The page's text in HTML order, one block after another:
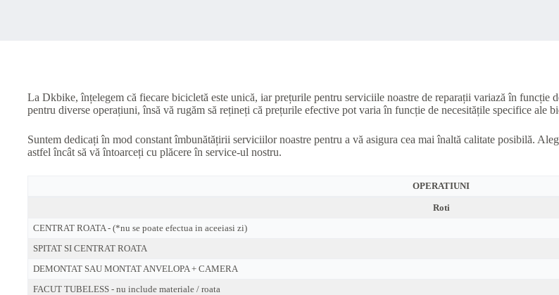
La Dkbike, înțelegem că fiecare bicicletă este unică, iar prețurile pentru serviciile noastre de reparații variază în funcție
pentru diverse operațiuni, însă vă rugăm să rețineți că prețurile efective pot varia în funcție de necesitățile specifice ale
Suntem dedicați în mod constant îmbunătățirii serviciilor noastre pentru a vă asigura cea mai înaltă calitate posibilă.
astfel încât să vă întoarceți cu plăcere în service-ul nostru.
OPERATIUNI
Roti
CENTRAT ROATA - (*nu se poate efectua in aceeiasi zi)
SPITAT SI CENTRAT ROATA
DEMONTAT SAU MONTAT ANVELOPA + CAMERA
FACUT TUBELESS - nu include materiale / roata